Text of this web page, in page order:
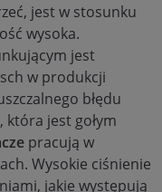
jest w stosunku
wysoka.
jest
w produkcji
błędu
jest gołym
pracują w
Wysokie ciśnienie
jakie występują